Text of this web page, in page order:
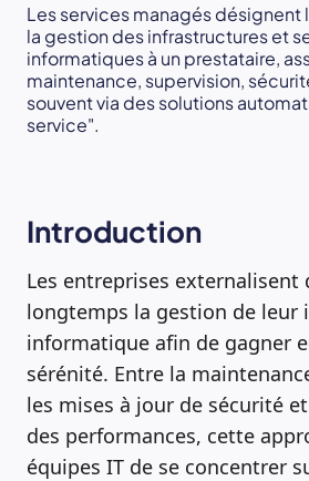
Les services managés désignent
la gestion des infrastructures et
informatiques à un prestataire,
maintenance, supervision,
souvent via des solutions
service".
Introduction
Les entreprises externalisent
longtemps la gestion de leur
informatique afin de gagner
sérénité. Entre la
les mises à jour de sécurité
des performances, cette
équipes IT de se concentrer